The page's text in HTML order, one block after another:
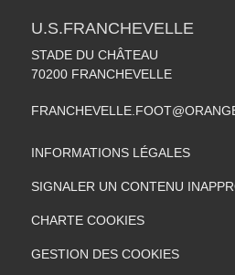
U.S.FRANCHEVELLE
STADE DU CHÂTEAU
70200 FRANCHEVELLE
INFORMATIONS LÉGALES
SIGNALER UN CONTENU
CHARTE COOKIES
GESTION DES COOKIES